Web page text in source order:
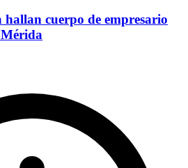
hallan cuerpo de empresario